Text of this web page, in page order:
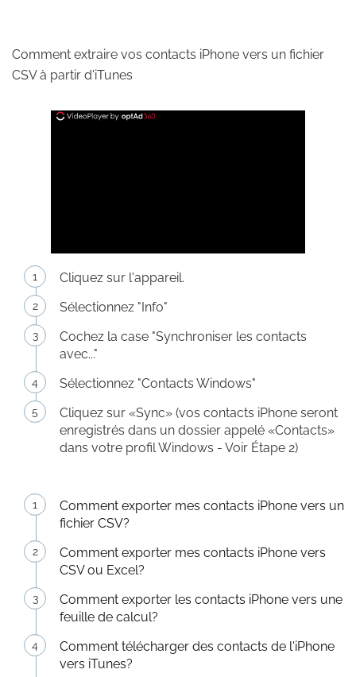
Comment extraire vos contacts iPhone vers un fichier
CSV à partir d'iTunes
Cliquez sur l'appareil.
Sélectionnez "Info"
Cochez la case "Synchroniser les contacts
avec..."
Sélectionnez "Contacts Windows"
Cliquez sur «Sync» (vos contacts iPhone seront
enregistrés dans un dossier appelé «Contacts»
dans votre profil Windows - Voir Étape 2)
Comment exporter mes contacts iPhone vers un
fichier CSV?
Comment exporter mes contacts iPhone vers
CSV ou Excel?
Comment exporter les contacts iPhone vers une
feuille de calcul?
Comment télécharger des contacts de l'iPhone
vers iTunes?